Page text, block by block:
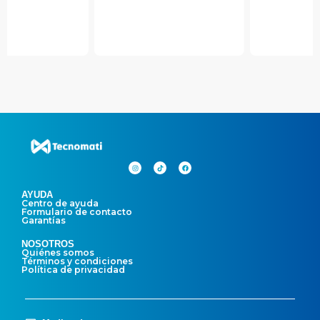
AYUDA
Centro de ayuda
Formulario de contacto
Garantías
NOSOTROS
Quiénes somos
Términos y condiciones
Política de privacidad